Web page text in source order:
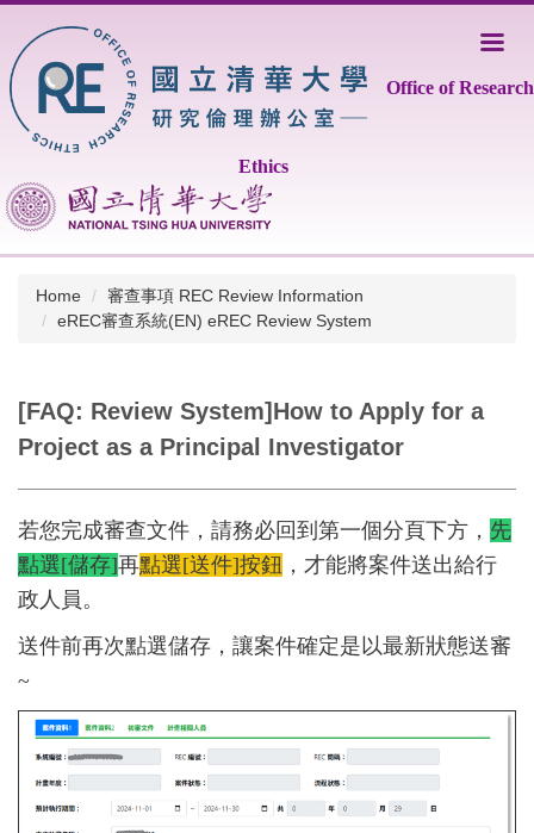
the
main
content
block
Office of Research
Ethics
Home
審查事項 REC Review Information
eREC審查系統(EN) eREC Review System
[FAQ: Review System]How to Apply for a
Project as a Principal Investigator
若您完成審查文件，請務必回到第一個分頁下方， 先
點選[儲存]再點選[送件]按鈕 ，才能將案件送出給行
政人員。
送件前再次點選儲存，讓案件確定是以最新狀態送審
~